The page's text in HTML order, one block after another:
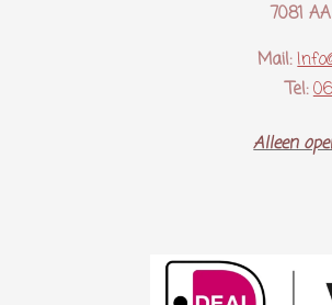
7081
Mail:
Tel:
Alleen